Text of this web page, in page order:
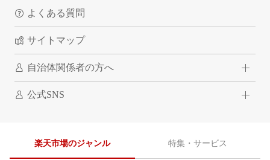
よくある質問
サイトマップ
自治体関係者の方へ
公式SNS
楽天市場のジャンル 特集・サービス